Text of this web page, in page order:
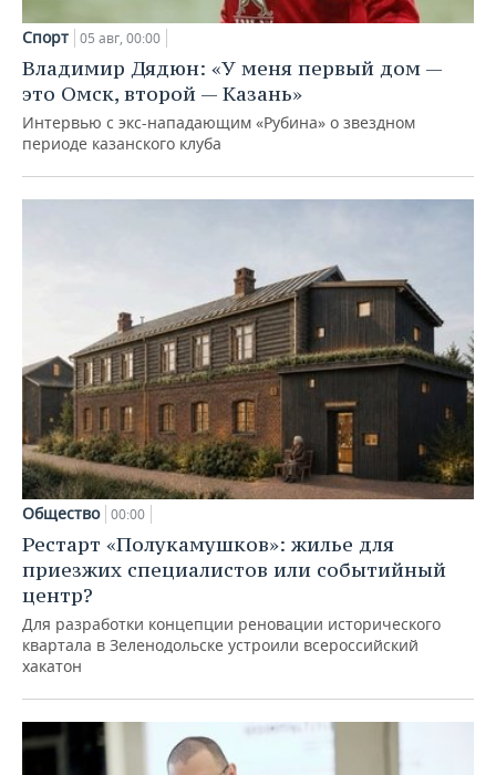
Спорт 05 авг, 00:00
Владимир Дядюн: «У меня первый дом —
это Омск, второй — Казань»
Интервью с экс-нападающим «Рубина» о звездном
периоде казанского клуба
Общество 00:00
Рестарт «Полукамушков»: жилье для
приезжих специалистов или событийный
центр?
Для разработки концепции реновации исторического
квартала в Зеленодольске устроили всероссийский
хакатон